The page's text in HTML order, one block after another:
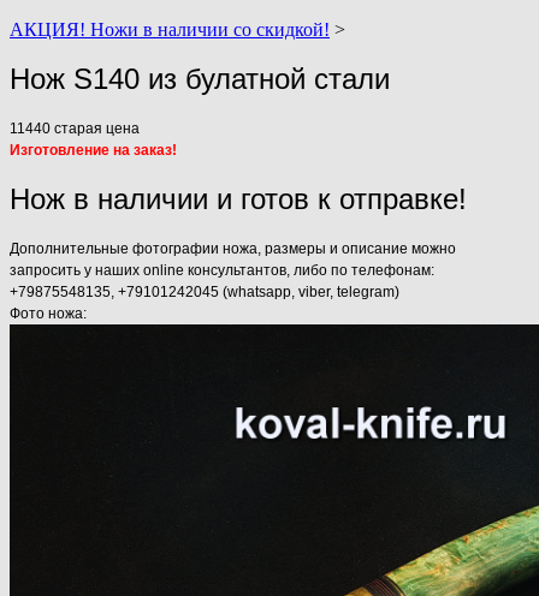
АКЦИЯ! Ножи в наличии со скидкой! >
Нож S140 из булатной стали
11440 старая цена
Изготовление на заказ!
Нож в наличии и готов к отправке!
Дополнительные фотографии ножа, размеры и описание можно
запросить у наших online консультантов, либо по телефонам:
+79875548135, +79101242045 (whatsapp, viber, telegram)
Фото ножа: